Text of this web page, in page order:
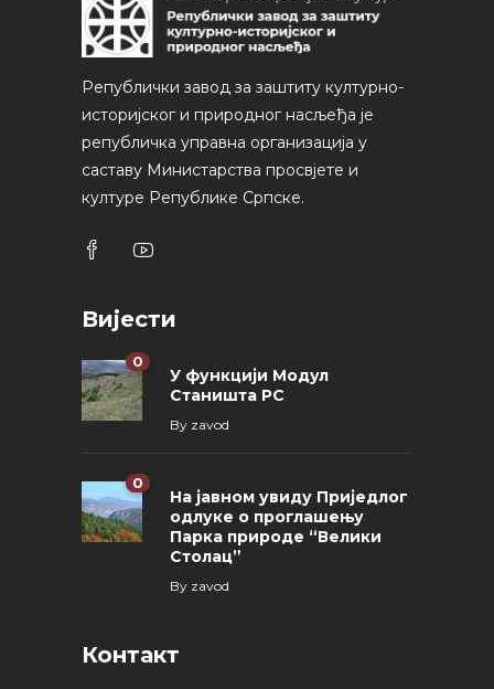
Републички завод за заштиту културно-
историјског и природног насљеђа је
републичка управна организација у
саставу Министарства просвјете и
културе Републике Српске.
Вијести
0
У функцији Модул
Станишта РС
By zavod
0
На јавном увиду Приједлог
oдлуке о проглашењу
Парка природе “Велики
Столац”
By zavod
Контакт